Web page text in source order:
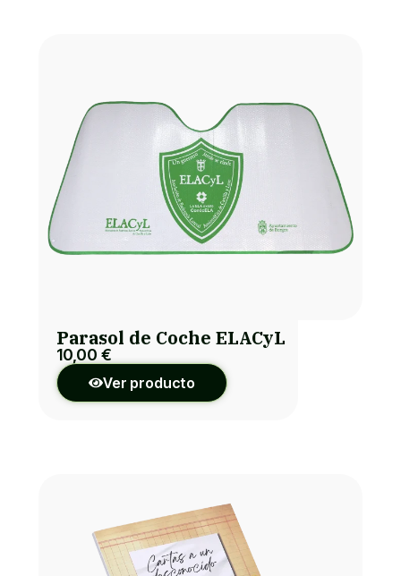
Parasol de Coche ELACyL
10,00 €
Ver producto